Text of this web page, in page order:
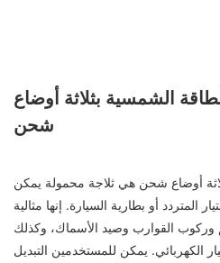
الشمسية بثلاثة أوضاع
شحن
أوضاع شحن هي ثلاجة محمولة يمكن
المتردد أو بطارية السيارة. إنها مثالية
وركوب القوارب وصيد الأسماك، وكذلك
الكهربائي. يمكن للمستخدمين التبديل